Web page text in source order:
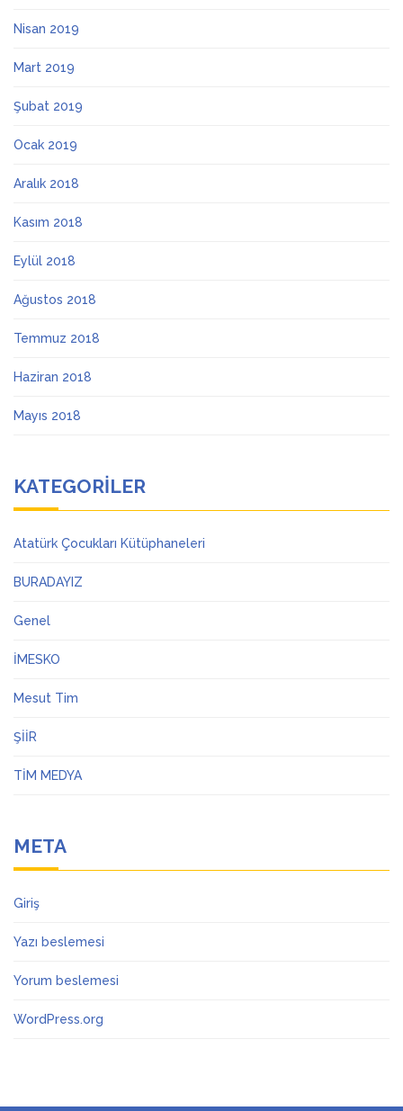
Nisan 2019
Mart 2019
Şubat 2019
Ocak 2019
Aralık 2018
Kasım 2018
Eylül 2018
Ağustos 2018
Temmuz 2018
Haziran 2018
Mayıs 2018
KATEGORILER
Atatürk Çocukları Kütüphaneleri
BURADAYIZ
Genel
İMESKO
Mesut Tim
ŞİİR
TİM MEDYA
META
Giriş
Yazı beslemesi
Yorum beslemesi
WordPress.org